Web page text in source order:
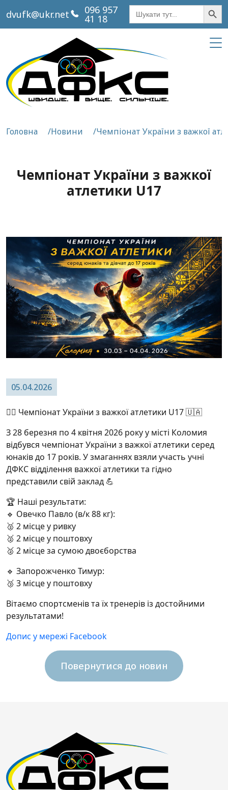
dvufk@ukr.net 096 957
41 18
Шукати: Кнопка
Головна Новини Чемпіонат України з важкої
Чемпіонат України з важкої
атлетики U17
05.04.2026
🏋️‍♂️ Чемпіонат України з важкої атлетики U17 🇺🇦
З 28 березня по 4 квітня 2026 року у місті Коломия
відбувся чемпіонат України з важкої атлетики серед
юнаків до 17 років. У змаганнях взяли участь учні
ДФКС відділення важкої атлетики та гідно
представили свій заклад 💪
🏆 Наші результати:
🔹 Овечко Павло (в/к 88 кг):
🥈 2 місце у ривку
🥈 2 місце у поштовху
🥈 2 місце за сумою двоєборства
🔹 Запорожченко Тимур:
🥉 3 місце у поштовху
Вітаємо спортсменів та їх тренерів із достойними
результатами!
Допис у мережі Facebook
Повернутися до новин